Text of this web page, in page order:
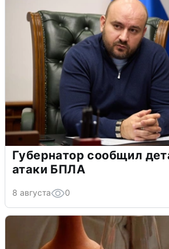
Губернатор сообщил
атаки БПЛА
8 августа 0